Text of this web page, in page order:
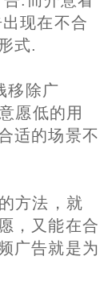
现在不合
式.
移除广
愿低的用
适的场景不
方法，就
，又能在合
广告就是为